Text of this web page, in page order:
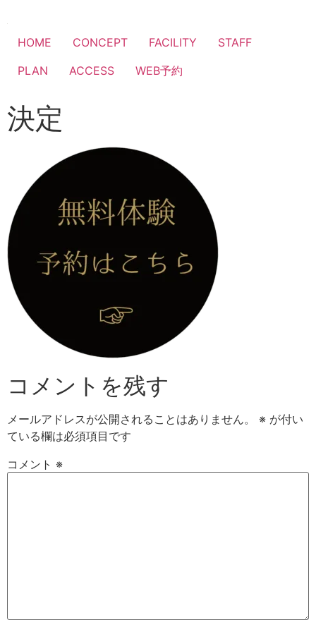
HOME CONCEPT FACILITY
STAFF
PLAN
ACCESS WEB予約
決定
コメントを残す
メールアドレスが公開されることはありません。 ※ が付い
ている欄は必須項目です
コメント ※